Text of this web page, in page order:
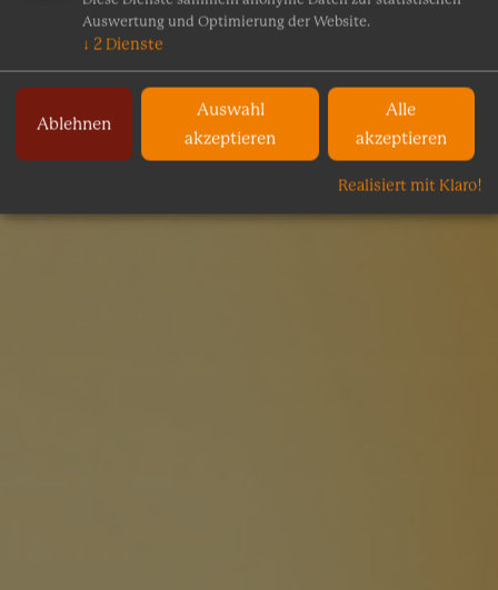
Auswertung und Optimierung der Website.
↓ 2 Dienste
Ablehnen
Auswahl
akzeptieren
Alle
akzeptieren
Realisiert mit Klaro!